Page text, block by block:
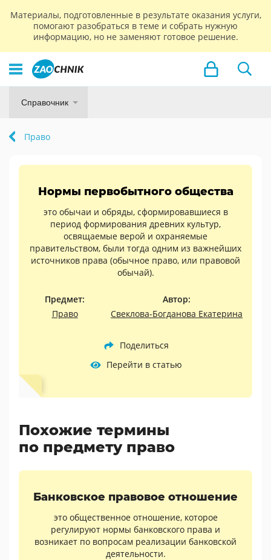
Материалы, подготовленные в результате оказания услуги,
помогают разобраться в теме и собрать нужную
информацию, но не заменяют готовое решение.
Справочник
Право
Нормы первобытного общества
это обычаи и обряды, сформировавшиеся в
период формирования древних культур,
освящаемые верой и охраняемые
правительством, были тогда одним из важнейших
источников права (обычное право, или правовой
обычай).
Предмет:
Право
Автор:
Свеклова-Богданова Екатерина
Поделиться
Перейти в статью
Похожие термины
по предмету право
Банковское правовое отношение
это общественное отношение, которое
регулируют нормы банковского права и
возникает по вопросам реализации банковской
деятельности.